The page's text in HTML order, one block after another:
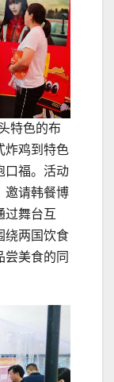
特色的布
炸鸡到特色
口福。活动
邀请韩餐博
过舞台互
绕两国饮食
尝美食的同